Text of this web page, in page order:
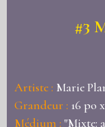
#3
Artiste : Marie
Grandeur : 16 po
Médium : "Mixte: